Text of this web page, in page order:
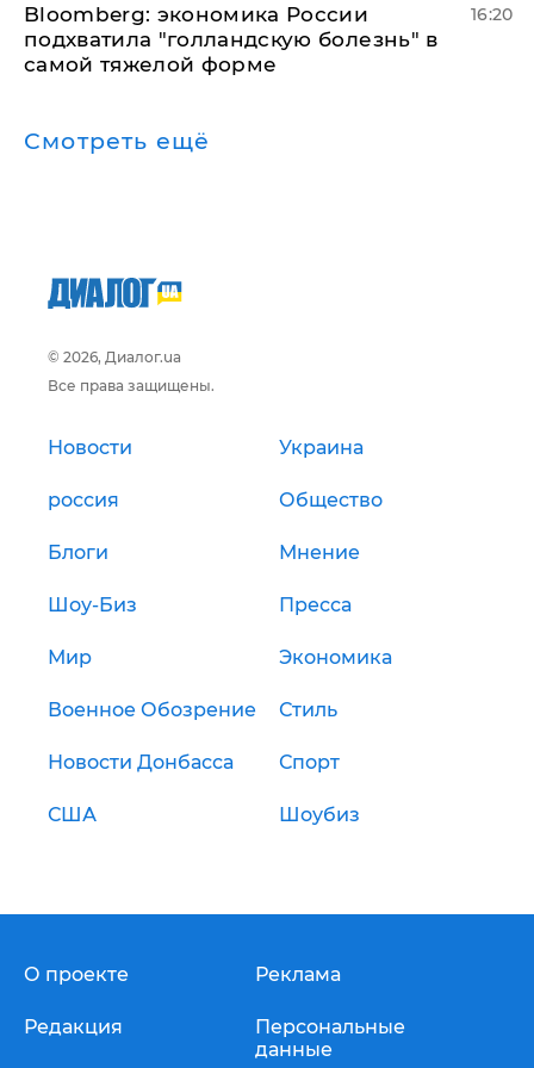
Bloomberg: экономика России
подхватила "голландскую болезнь" в
самой тяжелой форме
16:20
Смотреть ещё
© 2026, Диалог.ua
Все права защищены.
Новости Украина
россия Общество
Блоги Мнение
Шоу-Биз Пресса
Мир Экономика
Военное Обозрение Стиль
Новости Донбасса Спорт
США Шоубиз
О проекте
Редакция
Реклама
Персональные
данные